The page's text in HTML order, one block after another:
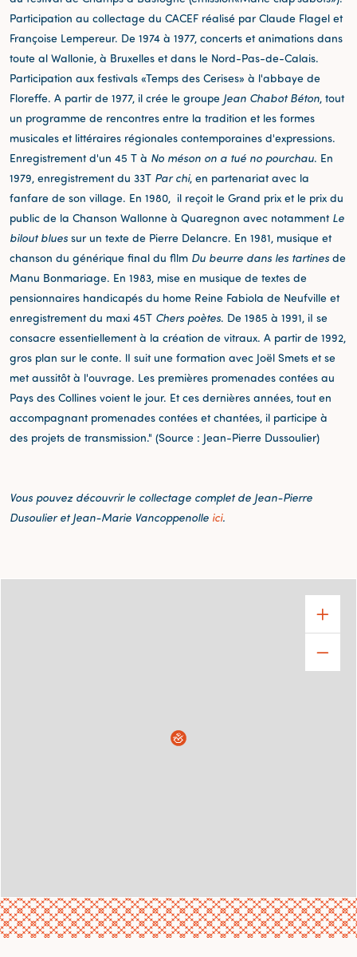
Participation au collectage du CACEF réalisé par Claude Flagel et
Françoise Lempereur. De 1974 à 1977, concerts et animations dans
toute al Wallonie, à Bruxelles et dans le Nord-Pas-de-Calais.
Participation aux festivals «Temps des Cerises» à l'abbaye de
Floreffe. A partir de 1977, il crée le groupe Jean Chabot Béton, tout
un programme de rencontres entre la tradition et les formes
musicales et littéraires régionales contemporaines d'expressions.
Enregistrement d'un 45 T à No méson on a tué no pourchau. En
1979, enregistrement du 33T Par chi, en partenariat avec la
fanfare de son village. En 1980, il reçoit le Grand prix et le prix du
public de la Chanson Wallonne à Quaregnon avec notamment Le
bilout blues sur un texte de Pierre Delancre. En 1981, musique et
chanson du générique final du fllm Du beurre dans les tartines de
Manu Bonmariage. En 1983, mise en musique de textes de
pensionnaires handicapés du home Reine Fabiola de Neufville et
enregistrement du maxi 45T Chers poètes. De 1985 à 1991, iI se
consacre essentiellement à la création de vitraux. A partir de 1992,
gros plan sur le conte. lI suit une formation avec Joël Smets et se
met aussitôt à l'ouvrage. Les premières promenades contées au
Pays des Collines voient le jour. Et ces dernières années, tout en
accompagnant promenades contées et chantées, il participe à
des projets de transmission." (Source : Jean-Pierre Dussoulier)
Vous pouvez découvrir le collectage complet de Jean-Pierre
Dusoulier et Jean-Marie Vancoppenolle ici.